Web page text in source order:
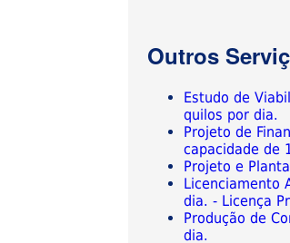
Outros
Estudo de
quilos por dia.
Projeto de
capacidade de
Projeto e
Licenciamento
dia. - Licença
Produção de
dia.